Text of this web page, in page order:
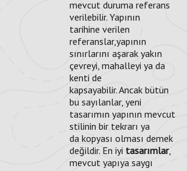
mevcut duruma referans
verilebilir. Yapının
tarihine verilen
referanslar,yapının
sınırlarını aşarak yakın
çevreyi, mahalleyi ya da
kenti de
kapsayabilir. Ancak bütün
bu sayılanlar, yeni
tasarımın yapının mevcut
stilinin bir tekrarı ya
da kopyası olması demek
değildir. En iyi tasarımlar,
mevcut yapıya saygı